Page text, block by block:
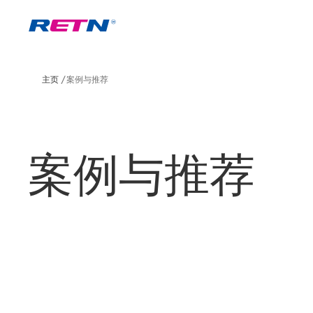
主页 案例与推荐
案例与推荐